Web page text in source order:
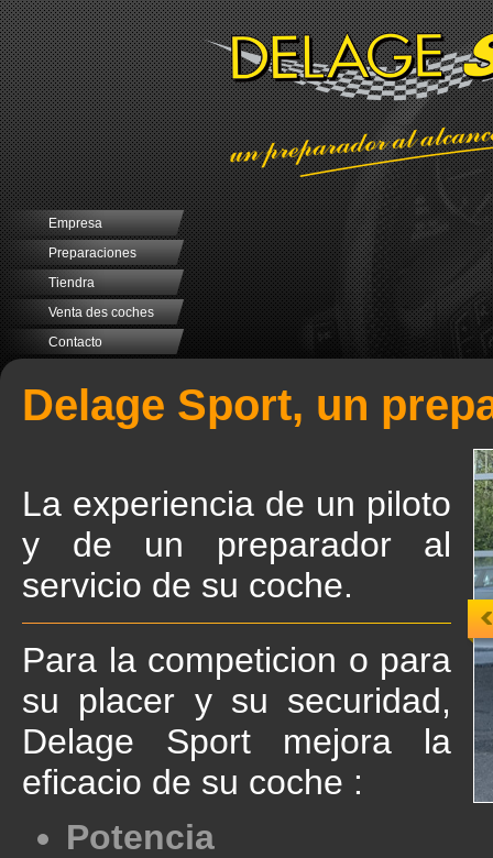
Empresa
Preparaciones
Tiendra
Venta des coches
Contacto
Delage Sport, un
La experiencia de un piloto
y de un preparador al
servicio de su coche.
Para la competicion o para
su placer y su securidad,
Delage Sport mejora la
eficacio de su coche :
Potencia